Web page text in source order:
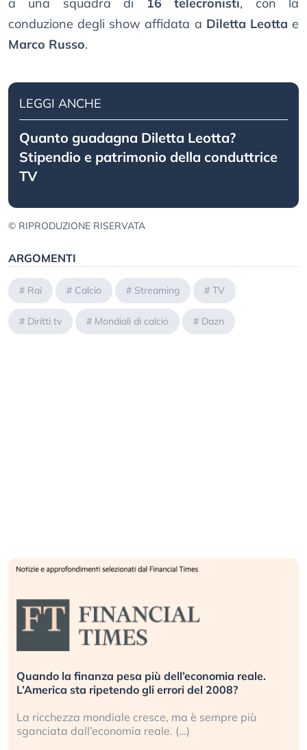
a una squadra di 16 telecronisti, con la
conduzione degli show affidata a Diletta Leotta e
Marco Russo.
LEGGI ANCHE
Quanto guadagna Diletta Leotta?
Stipendio e patrimonio della conduttrice
TV
© RIPRODUZIONE RISERVATA
ARGOMENTI
# Rai # Calcio # Streaming # TV
# Diritti tv # Mondiali di calcio # Dazn
Quando la finanza pesa più dell’economia reale.
L’America sta ripetendo gli errori del 2008?
La ricchezza mondiale cresce, ma è sempre più
sganciata dall’economia reale. (…)